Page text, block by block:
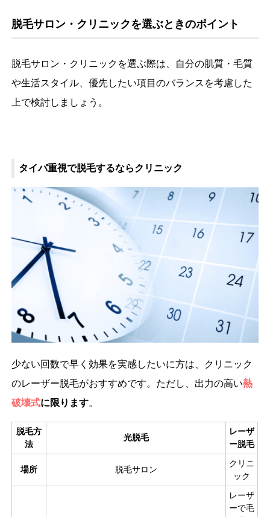
脱毛サロン・クリニックを選ぶときのポイント
脱毛サロン・クリニックを選ぶ際は、自分の肌質・毛質
や生活スタイル、優先したい項目のバランスを考慮した
上で検討しましょう。
タイパ重視で脱毛するならクリニック
少ない回数で早く効果を実感したいに方は、クリニック
のレーザー脱毛がおすすめです。ただし、出力の高い熱
破壊式に限ります。
脱毛方
法
光脱毛
レーザ
ー脱毛
場所 脱毛サロン
クリニ
ック
レーザ
ーで毛